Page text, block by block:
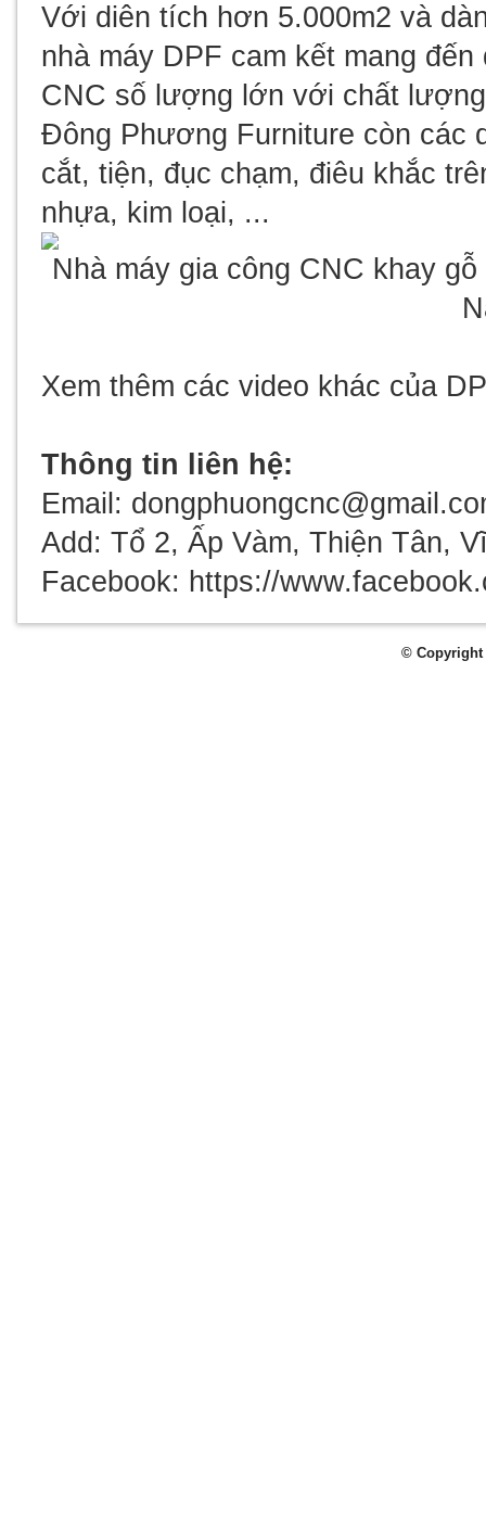
Với diên tích hơn 5.000m2 và
nhà máy DPF cam kết mang
CNC số lượng lớn với chất
Đông Phương Furniture còn các
cắt, tiện, đục chạm, điêu khắc
nhựa, kim loại, ...
Nhà máy gia công CNC khay
Xem thêm các video khác của
Thông tin liên hệ:
Email:
Add: Tổ 2, Ấp Vàm, Thiện Tân,
Facebook: https://
© Copyright